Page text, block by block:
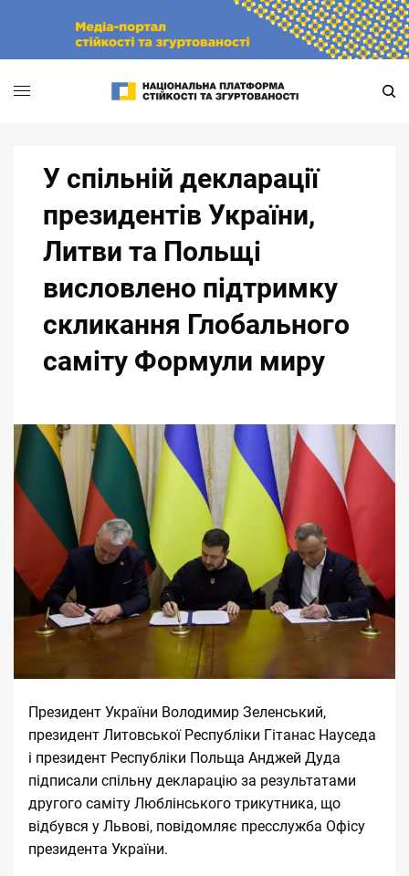
У спільній декларації
президентів України,
Литви та Польщі
висловлено підтримку
скликання Глобального
саміту Формули миру
Президент України Володимир Зеленський,
президент Литовської Республіки Гітанас Науседа
і президент Республіки Польща Анджей Дуда
підписали спільну декларацію за результатами
другого саміту Люблінського трикутника, що
відбувся у Львові, повідомляє пресслужба Офісу
президента України.